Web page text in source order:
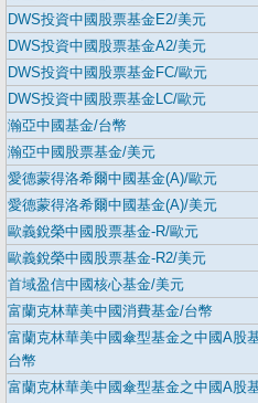
DWS投資中國股票基金E2/美元
DWS投資中國股票基金A2/美元
DWS投資中國股票基金FC/歐元
DWS投資中國股票基金LC/歐元
瀚亞中國基金/台幣
瀚亞中國股票基金/美元
愛德蒙得洛希爾中國基金(A)/歐元
愛德蒙得洛希爾中國基金(A)/美元
歐義銳榮中國股票基金-R/歐元
歐義銳榮中國股票基金-R2/美元
首域盈信中國核心基金/美元
富蘭克林華美中國消費基金/台幣
富蘭克林華美中國傘型基金之中國A股
台幣
富蘭克林華美中國傘型基金之中國A股